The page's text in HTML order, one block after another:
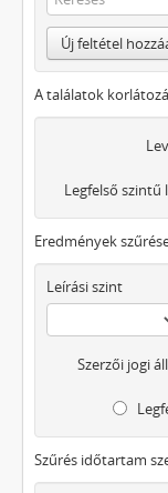
Új feltétel
A találatok
Legfelső szintű
Eredmények
Leírási szint
Szerzői jogi
Szűrés időtartam